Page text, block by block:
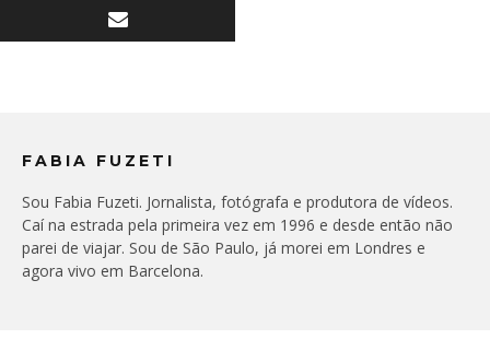
FABIA FUZETI
Sou Fabia Fuzeti. Jornalista, fotógrafa e produtora de vídeos.
Caí na estrada pela primeira vez em 1996 e desde então não
parei de viajar. Sou de São Paulo, já morei em Londres e
agora vivo em Barcelona.